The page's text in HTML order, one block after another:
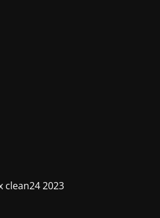
clean24 2023